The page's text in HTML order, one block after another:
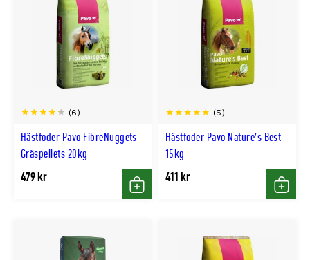
Hästfoder Pavo FibreNuggets
Gräspellets 20kg
(6)
479 kr
Köp
Hästfoder Pavo Nature's Best
15kg
(5)
411 kr
Köp